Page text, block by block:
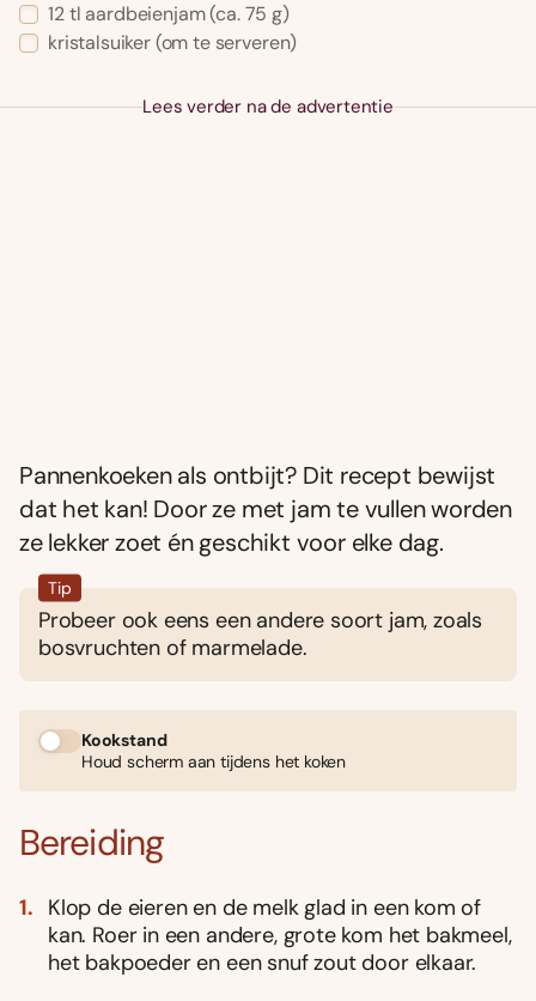
12 tl aardbeienjam(ca. 75 g)
kristalsuiker(om te serveren)
Lees verder na de advertentie
Pannenkoeken als ontbijt? Dit recept bewijst
dat het kan! Door ze met jam te vullen worden
ze lekker zoet én geschikt voor elke dag.
Tip
Probeer ook eens een andere soort jam, zoals
bosvruchten of marmelade.
Kookstand
Houd scherm aan tijdens het koken
Bereiding
Klop de eieren en de melk glad in een kom of
kan. Roer in een andere, grote kom het bakmeel,
het bakpoeder en een snuf zout door elkaar.